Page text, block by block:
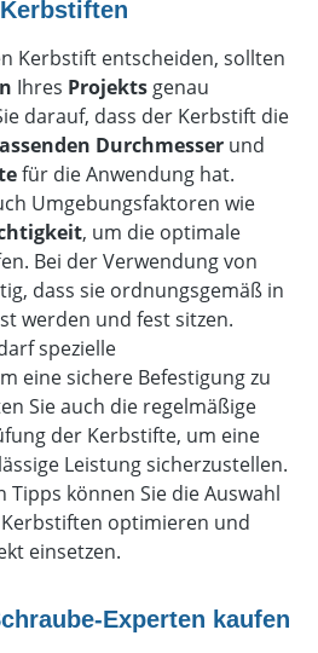
Kerbstift entscheiden, sollten
Ihres Projekts genau
darauf, dass der Kerbstift die
Durchmesser und
für die Anwendung hat.
Umgebungsfaktoren wie
, um die optimale
Bei der Verwendung von
dass sie ordnungsgemäß in
werden und fest sitzen.
spezielle
eine sichere Befestigung zu
Sie auch die regelmäßige
der Kerbstifte, um eine
Leistung sicherzustellen.
können Sie die Auswahl
optimieren und
einsetzen.
Experten kaufen